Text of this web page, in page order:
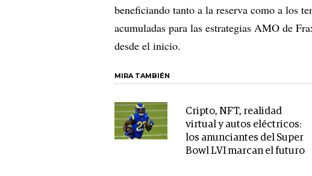
beneficiando tanto a la reserva como a los
acumuladas para las estrategias AMO de
desde el inicio.
MIRA TAMBIÉN
Cripto, NFT, realidad
virtual y autos eléctricos:
los anunciantes del Super
Bowl LVI marcan el futuro